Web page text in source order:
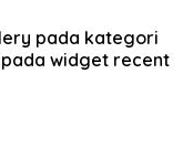
pada kategori
widget recent